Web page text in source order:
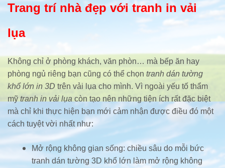
Trang trí nhà đẹp với tranh in vải
lụa
Không chỉ ở phòng khách, văn phòn… mà bếp ăn hay
phòng ngủ riêng bạn cũng có thể chọn tranh dán tường
khổ lớn in 3D trên vải lụa cho mình. Vì ngoài yếu tố thẩm
mỹ tranh in vải lụa còn tạo nên những tiện ích rất đặc biệt
mà chỉ khi thực hiện bạn mới cảm nhận được điều đó một
cách tuyệt vời nhất như:
Mở rộng không gian sống: chiều sâu do mỗi bức
tranh dán tường 3D khổ lớn làm mở rộng không